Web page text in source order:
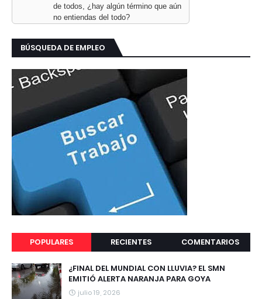
de todos, ¿hay algún término que aún
no entiendas del todo?
BÚSQUEDA DE EMPLEO
POPULARES RECIENTES COMENTARIOS
¿FINAL DEL MUNDIAL CON LLUVIA? EL SMN
EMITIÓ ALERTA NARANJA PARA GOYA
julio 19, 2026